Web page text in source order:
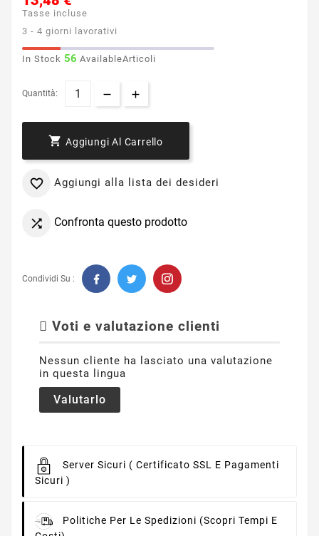
Tasse incluse
3 - 4 giorni lavorativi
In Stock 56 AvailableArticoli
Quantità:
 Aggiungi Al Carrello
 Aggiungi alla lista dei desideri
 Confronta questo prodotto
Condividi Su :
Voti e valutazione clienti
Nessun cliente ha lasciato una valutazione
in questa lingua
Valutarlo
Server Sicuri ( Certificato SSL E Pagamenti
Sicuri )
Politiche Per Le Spedizioni (scopri Tempi E